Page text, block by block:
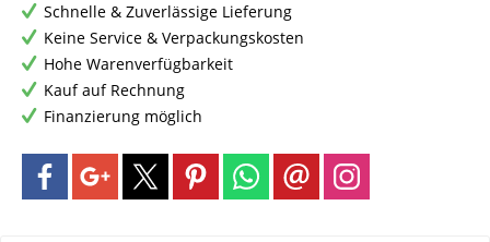
Schnelle & Zuverlässige Lieferung
Keine Service & Verpackungskosten
Hohe Warenverfügbarkeit
Kauf auf Rechnung
Finanzierung möglich